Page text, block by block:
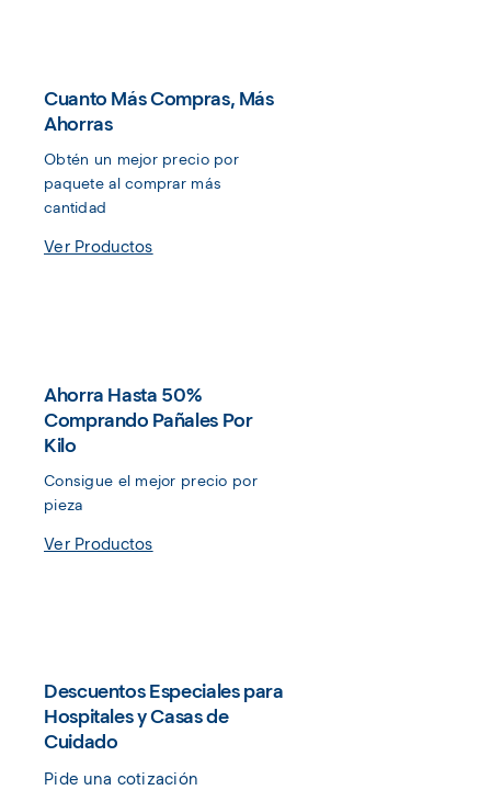
Cuanto Más Compras, Más
Ahorras
Obtén un mejor precio por
paquete al comprar más
cantidad
Ver Productos
Ahorra Hasta 50%
Comprando Pañales Por
Kilo
Consigue el mejor precio por
pieza
Ver Productos
Descuentos Especiales para
Hospitales y Casas de
Cuidado
Pide una cotización